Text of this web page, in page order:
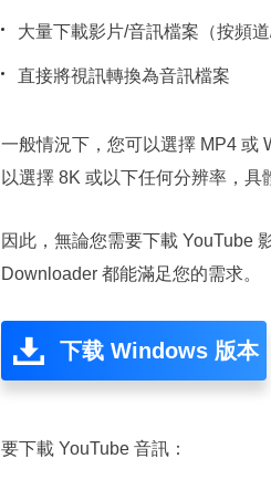
大量下載影片/音訊檔案（按頻道
直接將視訊轉換為音訊檔案
一般情況下，您可以選擇 MP4 或
以選擇 8K 或以下任何分辨率，
因此，無論您需要下載 YouTube
Downloader 都能滿足您的需求。
下载 Windows 版本
要下載 YouTube 音訊：